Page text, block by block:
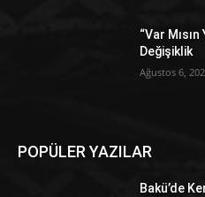
“Var Mısın
Değişiklik
Ağustos 6,
POPÜLER YAZILAR
Bakü’de